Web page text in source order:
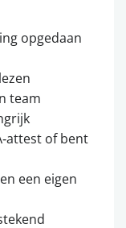
opgedaan
team
of bent
een eigen